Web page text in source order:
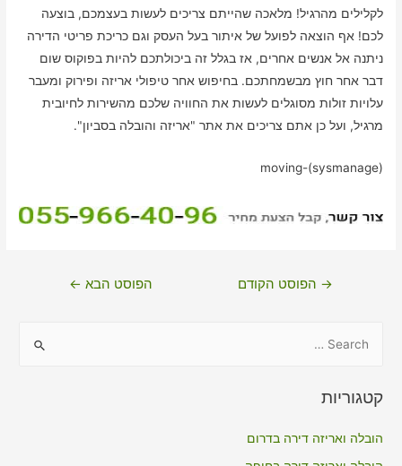
לקלילים מהרגיל! מלאכה שהייתם צריכים לעשות בעצמכם, בוצעה
לכם! אף הוצאה לפועל של איתור בעל העסק וגם כריכת פריטי הדירה
ניתנה אל אנשים אחרים, אז בגלל זה ביכולתכם להיות בפוקוס שום
דבר אחר חוץ מבשמחתכם. בחיפוש אחר טיפולי אריזה ופירוק ומעבר
עלויות זולות מסוגלים לעשות את החוויה שלכם מהשירות לחיובית
מרגיל, ועל כן אתם צריכים את אתר "אריזה והובלה בסביון".
moving-(sysmanage)
ניווט→ הפוסט הקודם הפוסט הבא ←
r
קטגוריות
הובלה ואריזה דירה בדרום